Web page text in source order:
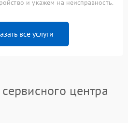
и укажем на неисправность.
все услуги
центра